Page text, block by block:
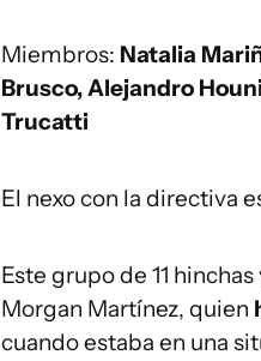
Miembros: Natalia
Brusco, Alejandro
Trucatti
El nexo con la directiva
Este grupo de 11
Morgan Martínez, quien
cuando estaba en una